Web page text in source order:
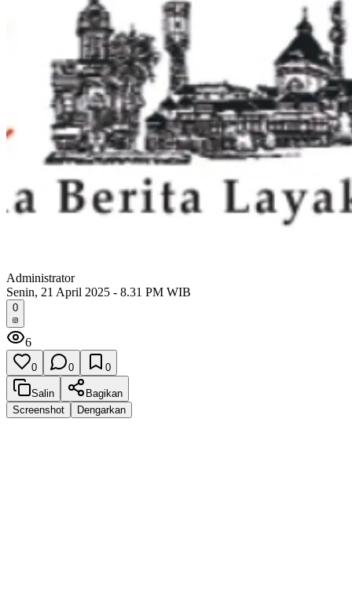
Administrator
Senin, 21 April 2025 - 8.31 PM WIB
0
6
0 0 0
Salin
Bagikan
Screenshot
Dengarkan